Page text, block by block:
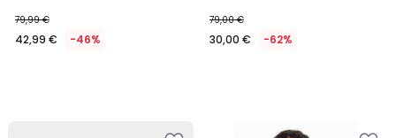
79,99 €
42,99 € -46%
79,00 €
30,00 € -62%